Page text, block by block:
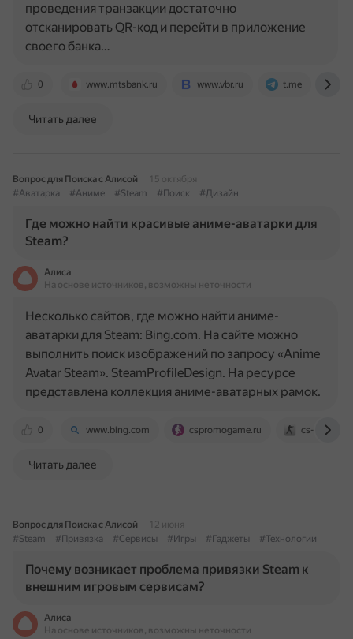
0 www.mtsbank.ru www.vbr.ru t.me
проведения транзакции достаточно
отсканировать QR-код и перейти в приложение
своего банка…
Читать далее
Вопрос для Поиска с Алисой
15 октября
#Аватарка
#Аниме #Steam #Поиск #Дизайн
Где можно найти красивые аниме-аватарки для
Steam?
Алиса
На основе источников, возможны неточности
0 www.bing.com cspromogame.ru cs-site.ru
Несколько сайтов, где можно найти аниме-
аватарки для Steam: Bing.com. На сайте можно
выполнить поиск изображений по запросу «Anime
Avatar Steam». SteamProfileDesign. На ресурсе
представлена коллекция аниме-аватарных рамок.
Читать далее
Вопрос для Поиска с Алисой
12 июня
#Steam
#Привязка #Сервисы #Игры #Гаджеты #Технологии
Почему возникает проблема привязки Steam к
внешним игровым сервисам?
Алиса
На основе источников, возможны неточности